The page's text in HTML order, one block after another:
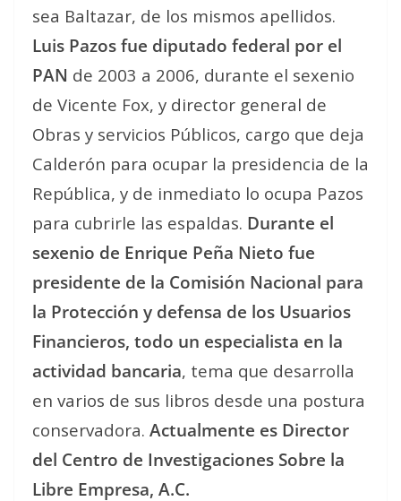
sea Baltazar, de los mismos apellidos.
Luis Pazos fue diputado federal por el
PAN de 2003 a 2006, durante el sexenio
de Vicente Fox, y director general de
Obras y servicios Públicos, cargo que deja
Calderón para ocupar la presidencia de la
República, y de inmediato lo ocupa Pazos
para cubrirle las espaldas. Durante el
sexenio de Enrique Peña Nieto fue
presidente de la Comisión Nacional para
la Protección y defensa de los Usuarios
Financieros, todo un especialista en la
actividad bancaria, tema que desarrolla
en varios de sus libros desde una postura
conservadora. Actualmente es Director
del Centro de Investigaciones Sobre la
Libre Empresa, A.C.